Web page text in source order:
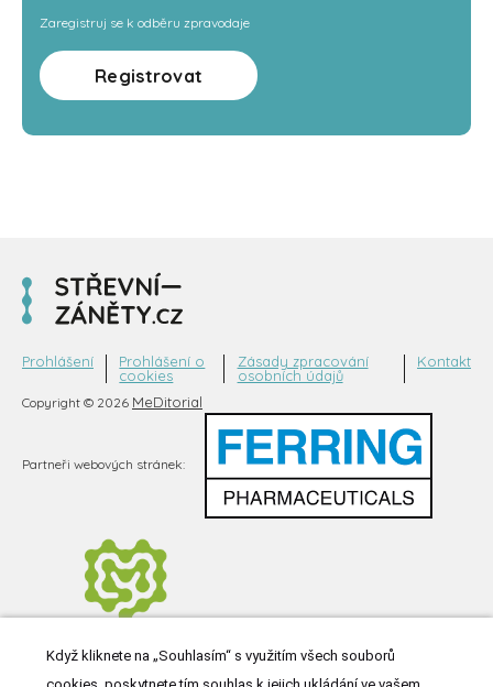
Zaregistruj se k odběru zpravodaje
Registrovat
Copyright © 2026 MeDitorial
Prohlášení
Prohlášení o
cookies
Zásady zpracování
osobních údajů
Kontakt
Partneři webových stránek:
Když kliknete na „Souhlasím“ s využitím všech souborů